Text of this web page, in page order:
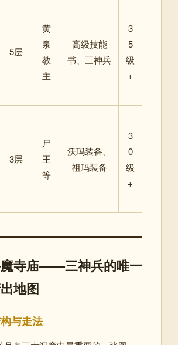
5层
黄
泉
教
主
高级技能
书、三神兵
3
5
级
+
3层
尸
王
等
沃玛装备、
祖玛装备
3
0
级
+
寺庙——三神兵的唯一
地图
与走法